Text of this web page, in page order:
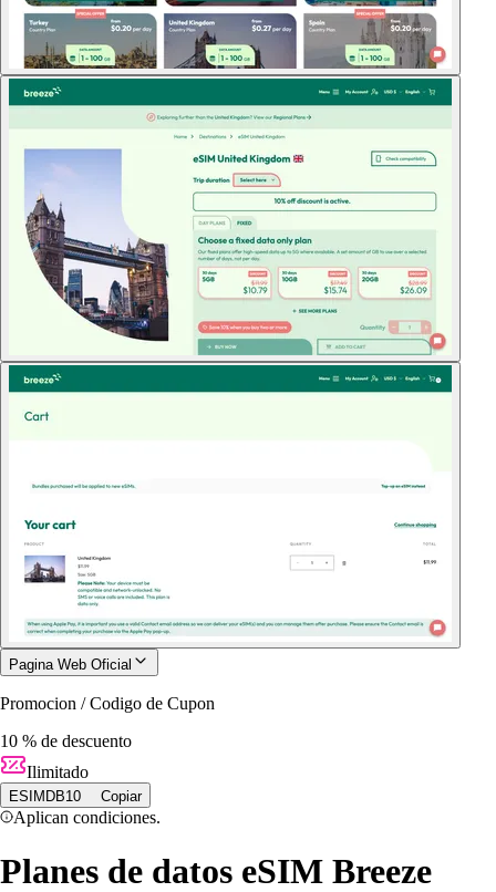
Pagina Web Oficial
Promocion / Codigo de Cupon
10 % de descuento
Ilimitado
ESIMDB10 Copiar
Aplican condiciones.
Planes de datos eSIM Breeze